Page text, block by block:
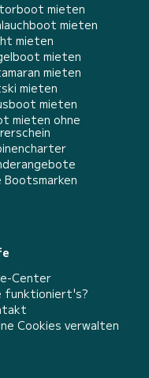
mieten
mieten
mieten
mieten
mieten
mieten
mieten
mieten ohne
Bootsmarken
Center
funktioniert's?
Cookies verwalten